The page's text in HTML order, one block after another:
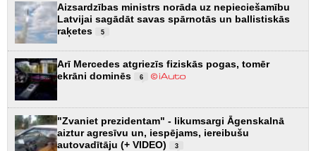
Aizsardzības ministrs norāda uz nepieciešamību
Latvijai sagādāt savas spārnotās un ballistiskās
raķetes
5
Arī Mercedes atgriezīs fiziskās pogas, tomēr
ekrāni dominēs
6
"Zvaniet prezidentam" - likumsargi Āgenskalnā
aiztur agresīvu un, iespējams, iereibušu
autovadītāju (+ VIDEO)
3